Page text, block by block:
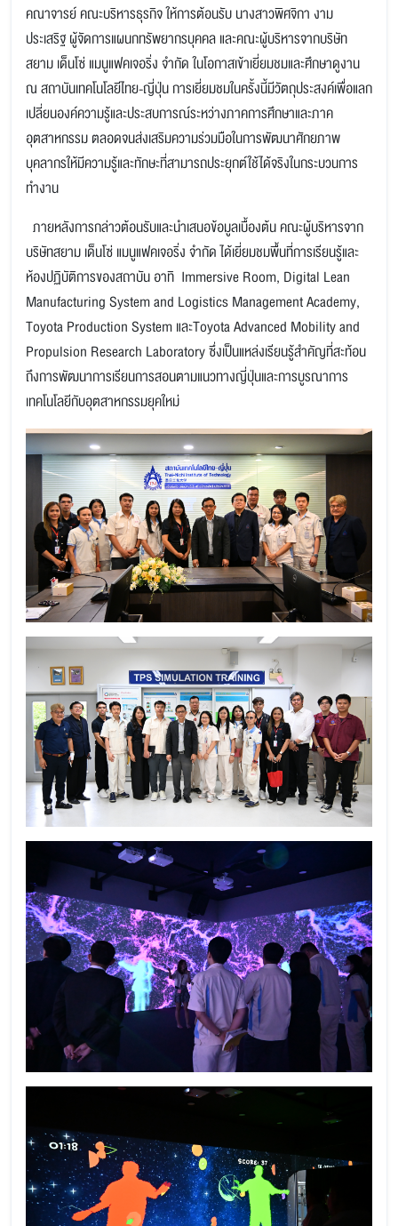
คณาจารย์ คณะบริหารธุรกิจ ให้การต้อนรับ นางสาวพิศจิกา งาม
ประเสริฐ ผู้จัดการแผนกทรัพยากรบุคคล และคณะผู้บริหารจากบริษัท
สยาม เด็นโซ่ แมนูแฟคเจอริ่ง จำกัด ในโอกาสเข้าเยี่ยมชมและศึกษาดูงาน
ณ สถาบันเทคโนโลยีไทย-ญี่ปุ่น การเยี่ยมชมในครั้งนี้มีวัตถุประสงค์เพื่อแลก
เปลี่ยนองค์ความรู้และประสบการณ์ระหว่างภาคการศึกษาและภาค
อุตสาหกรรม ตลอดจนส่งเสริมความร่วมมือในการพัฒนาศักยภาพ
บุคลากรให้มีความรู้และทักษะที่สามารถประยุกต์ใช้ได้จริงในกระบวนการ
ทำงาน
ภายหลังการกล่าวต้อนรับและนำเสนอข้อมูลเบื้องต้น คณะผู้บริหารจาก
บริษัทสยาม เด็นโซ่ แมนูแฟคเจอริ่ง จำกัด ได้เยี่ยมชมพื้นที่การเรียนรู้และ
ห้องปฏิบัติการของสถาบัน อาทิ Immersive Room, Digital Lean
Manufacturing System and Logistics Management Academy,
Toyota Production System และToyota Advanced Mobility and
Propulsion Research Laboratory ซึ่งเป็นแหล่งเรียนรู้สำคัญที่สะท้อน
ถึงการพัฒนาการเรียนการสอนตามแนวทางญี่ปุ่นและการบูรณาการ
เทคโนโลยีกับอุตสาหกรรมยุคใหม่